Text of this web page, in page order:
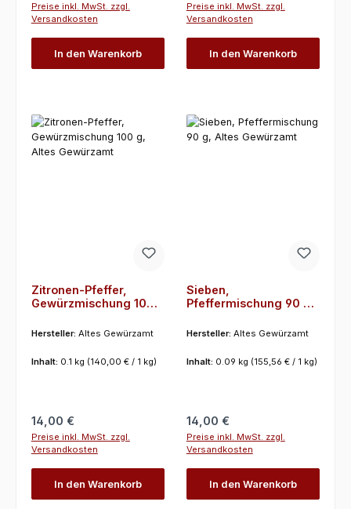
Preise inkl. MwSt. zzgl.
Versandkosten
In den Warenkorb
Preise inkl. MwSt. zzgl.
Versandkosten
In den Warenkorb
Zitronen-Pfeffer,
Gewürzmischung 100
Hersteller: Altes Gewürzamt
Inhalt: 0.1 kg (140,00 € / 1 kg)
Regulärer Preis:
14,00 €
Preise inkl. MwSt. zzgl.
Versandkosten
In den Warenkorb
Sieben,
Pfeffermischung 90 g,
Hersteller: Altes Gewürzamt
Inhalt: 0.09 kg (155,56 € / 1 kg)
Regulärer Preis:
14,00 €
Preise inkl. MwSt. zzgl.
Versandkosten
In den Warenkorb